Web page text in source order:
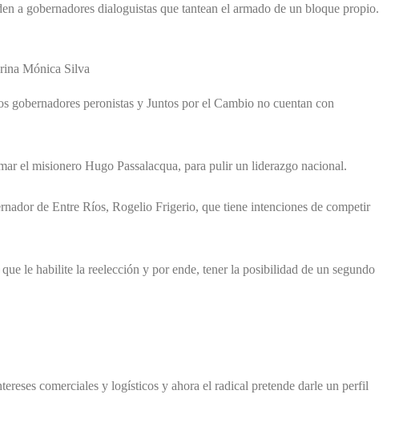
a gobernadores dialoguistas que tantean el armado de un bloque propio.
Mónica Silva
peronistas y Juntos por el Cambio no cuentan con
el misionero Hugo Passalacqua, para pulir un liderazgo nacional.
de Entre Ríos, Rogelio Frigerio, que tiene intenciones de competir
le habilite la reelección y por ende, tener la posibilidad de un segundo
comerciales y logísticos y ahora el radical pretende darle un perfil